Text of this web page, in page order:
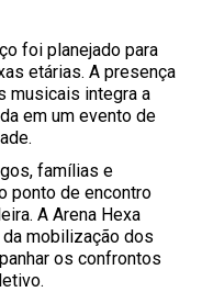
foi planejado para
etárias. A presença
musicais integra a
em um evento de
famílias e
ponto de encontro
A Arena Hexa
mobilização dos
os confrontos